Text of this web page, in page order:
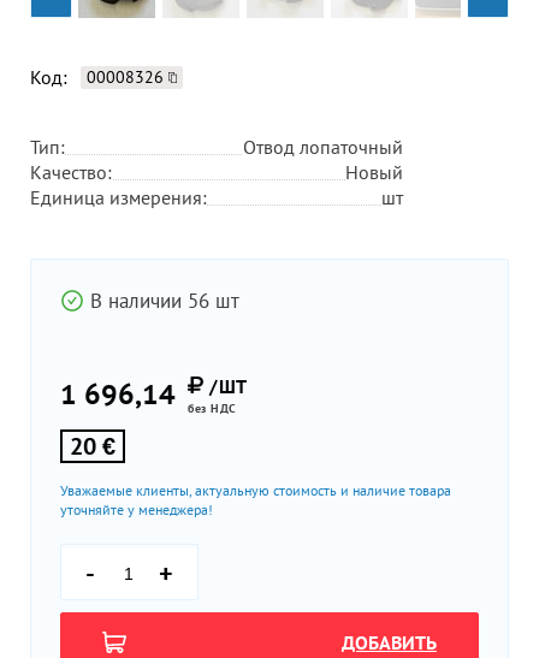
Код: 00008326
Тип:
Отвод лопаточный
Качество:
Новый
Единица измерения:
шт
В наличии 56 шт
1 696,14 /ШТ
без НДС
20 €
Уважаемые клиенты, актуальную стоимость и наличие товара
уточняйте у менеджера!
- +
ДОБАВИТЬ